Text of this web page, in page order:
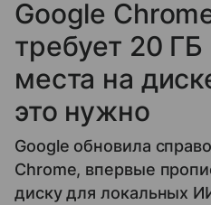
Google
требует 20
места на
это нужно
Google обновила
Chrome, впервые
диску для локальных